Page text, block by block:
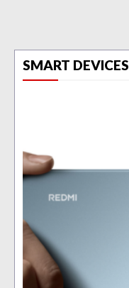
SMART DEVICES